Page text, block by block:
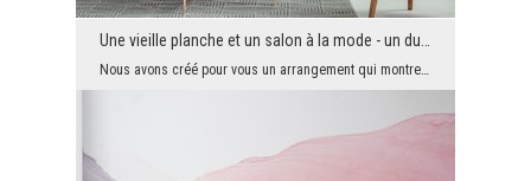
Nous avons créé pour vous un arrangement qui montre le grand potentiel décoratif des papiers pein...